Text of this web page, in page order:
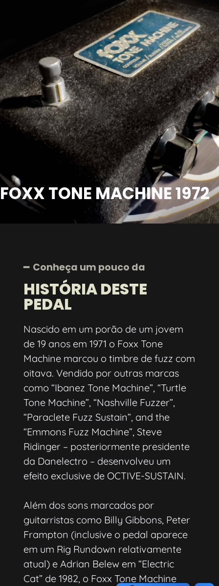
FOXX TONE MACHINE 1972
━ Conheça um pouco da
HISTÓRIA DESTE
PEDAL
Nascido em um porão de um jovem
de 19 anos em 1971 o Foxx Tone
Machine marcou o timbre de fuzz com
oitava. Vendido por outras marcas
como “Ibanez Tone Machine”, “Turtle
Tone Machine”, “Nashville Fuzzer”,
“Paraclete Fuzz Sustain”, and the
“Emmons Fuzz Machine”, Steve
Ridinger – posteriormente presidente
da Danelectro – desenvolveu um
efeito exclusive de OCTIVE-SUSTAIN.
Além dos sons marcados por
guitarristas como Billy Gibbons, Peter
Frampton (inclusive o pedal aparece
em um Rig Rundown relativamente
atual) e Adrian Belew em “Electric
Cat” de 1982, o Foxx Tone Machine